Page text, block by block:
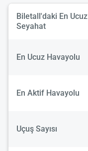
Biletall'daki En Ucuz
Seyahat
En Ucuz Havayolu
En Aktif Havayolu
Uçuş Sayısı